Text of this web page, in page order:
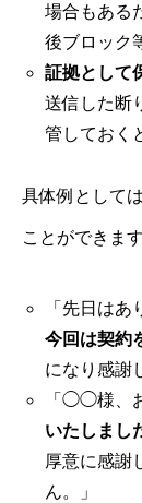
場合もある
後ブロック
証拠として
送信した断
管しておく
具体例として
ことができます
「先日は
今回は契約
になり感謝
「◯◯様、
いたしまし
厚意に感謝
ん。」